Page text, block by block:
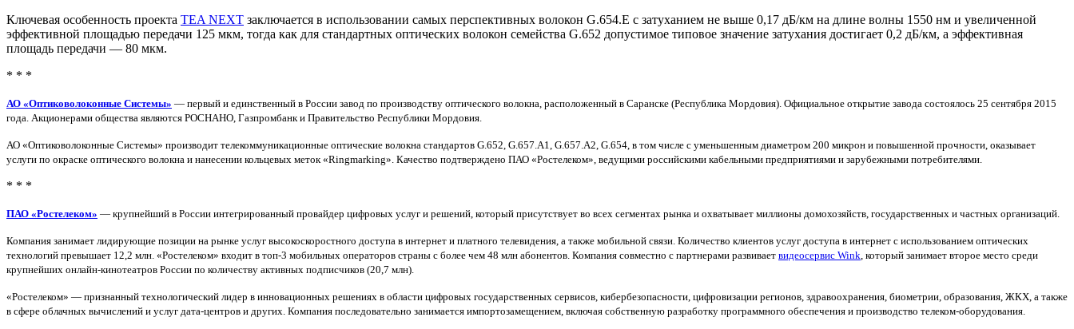
Ключевая особенность проекта TEA NEXT заключается в использовании самых перспективных волокон G.654.E с затуханием не выше 0,17 дБ/км на длине волны 1550 нм и увеличенной
эффективной площадью передачи 125 мкм, тогда как для стандартных оптических волокон семейства G.652 допустимое типовое значение затухания достигает 0,2 дБ/км, а эффективная
площадь передачи — 80 мкм.
* * *
АО «Оптиковолоконные Системы» — первый и единственный в России завод по производству оптического волокна, расположенный в Саранске (Республика Мордовия). Официальное открытие завода состоялось 25 сентября 2015
года. Акционерами общества являются РОСНАНО, Газпромбанк и Правительство Республики Мордовия.
АО «Оптиковолоконные Системы» производит телекоммуникационные оптические волокна стандартов G.652, G.657.А1, G.657.А2, G.654, в том числе с уменьшенным диаметром 200 микрон и повышенной прочности, оказывает
услуги по окраске оптического волокна и нанесении кольцевых меток «Ringmarking». Качество подтверждено ПАО «Ростелеком», ведущими российскими кабельными предприятиями и зарубежными потребителями.
* * *
ПАО «Ростелеком» — крупнейший в России интегрированный провайдер цифровых услуг и решений, который присутствует во всех сегментах рынка и охватывает миллионы домохозяйств, государственных и частных организаций.
Компания занимает лидирующие позиции на рынке услуг высокоскоростного доступа в интернет и платного телевидения, а также мобильной связи. Количество клиентов услуг доступа в интернет с использованием оптических
технологий превышает 12,2 млн. «Ростелеком» входит в топ-3 мобильных операторов страны с более чем 48 млн абонентов. Компания совместно с партнерами развивает видеосервис Wink , который занимает второе место среди
крупнейших онлайн-кинотеатров России по количеству активных подписчиков (20,7 млн).
«Ростелеком» — признанный технологический лидер в инновационных решениях в области цифровых государственных сервисов, кибербезопасности, цифровизации регионов, здравоохранения, биометрии, образования, ЖКХ, а также
в сфере облачных вычислений и услуг дата-центров и других. Компания последовательно занимается импортозамещением, включая собственную разработку программного обеспечения и производство телеком-оборудования.